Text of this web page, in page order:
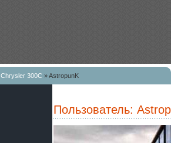
Chrysler 300C» AstropunK
Пользователь: